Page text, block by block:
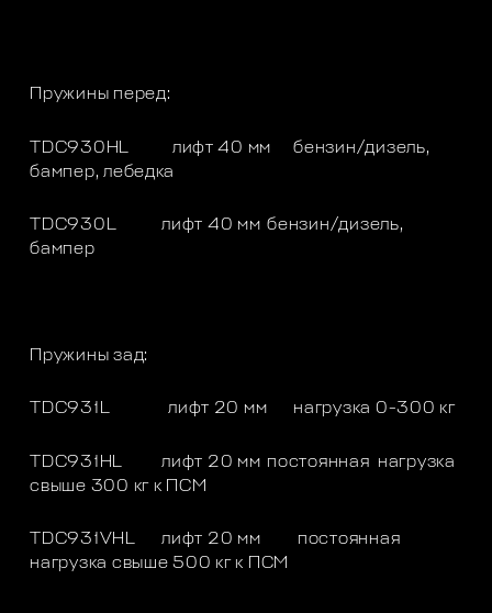
Пружины перед:
TDC930HL лифт 40 мм
бензин/дизель,
бампер, лебедка
TDC930L лифт 40 мм бензин/дизель,
бампер
Пружины зад:
TDC931L лифт 20 мм нагрузка 0-300 кг
TDC931HL лифт 20 мм постоянная нагрузка
свыше 300 кг к ПСМ
TDC931VHL лифт 20 мм
постоянная
нагрузка свыше 500 кг к ПСМ